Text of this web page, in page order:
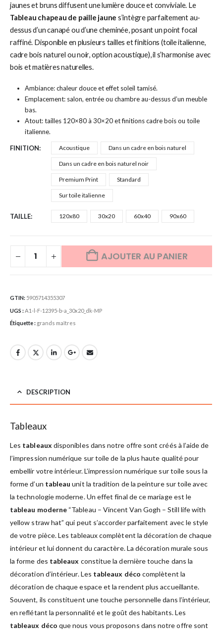
jaunes et bruns diffusent une lumière douce et conviviale. Le
Tableau chapeau de paille jaune s’intègre parfaitement au-
dessus d’un canapé ou d’une cheminée, posant un point focal
raffiné. Disponible en plusieurs tailles et finitions (toile italienne,
cadre bois naturel ou noir, option acoustique), il s’harmonise avec
bois et matières naturelles.
Ambiance: chaleur douce et effet soleil tamisé.
Emplacement: salon, entrée ou chambre au-dessus d’un meuble
bas.
Atout: tailles 120×80 à 30×20 et finitions cadre bois ou toile
italienne.
FINITION Acoustique Dans un cadre en bois naturel
Dans un cadre en bois naturel noir
Premium Print Standard
Sur toile italienne
TAILLE 120x80 30x20 60x40 90x60
AJOUTER AU PANIER
GTIN: 5905714355307
UGS : A1-l-F-12395-b-a_30x20_dk-MP
Étiquette : grands maîtres
DESCRIPTION
Tableaux
Les tableaux disponibles dans notre offre sont créés à l’aide de
l’impression numérique sur toile de la plus haute qualité pour
embellir votre intérieur. L’impression numérique sur toile sous la
forme d’un tableau unit la tradition de la peinture sur toile avec
la technologie moderne. Un effet final de ce mariage est le
tableau moderne “Tableau – Vincent Van Gogh – Still life with
yellow straw hat” qui peut s’accorder parfaitement avec le style
de votre pièce. Les tableaux complètent la décoration de chaque
intérieur et lui donnent du caractère. La décoration murale sous
la forme des tableaux constitue la dernière touche dans la
décoration d’intérieur. Les tableaux déco complètent la
décoration de chaque espace et la rendent plus accueillante.
Souvent, ils constituent une touche personnelle dans l’intérieur,
en reflétant la personnalité et le goût des habitants. Les
tableaux déco que nous vous proposons dans notre offre sont